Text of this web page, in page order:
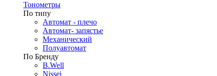
Тонометры
По типу
Автомат - плечо
Автомат- запястье
Механический
Полуавтомат
По Бренду
B.Well
Nissei